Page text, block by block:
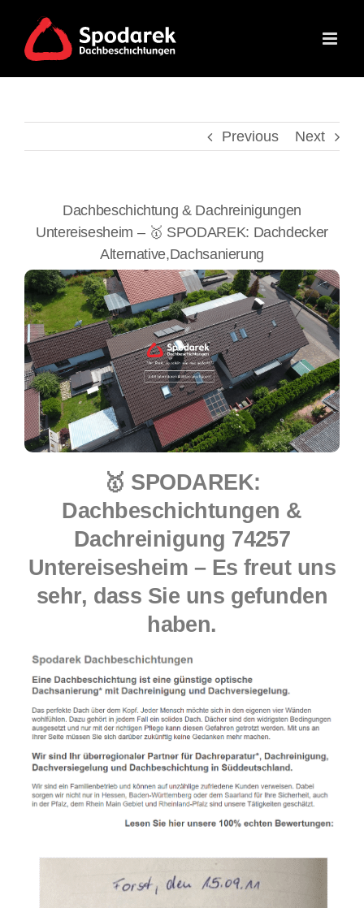
content
Previous Next
Dachbeschichtung & Dachreinigungen
Untereisesheim – 🥇 SPODAREK: Dachdecker
Alternative,Dachsanierung
🥇 SPODAREK:
Dachbeschichtungen &
Dachreinigung 74257
Untereisesheim – Es freut uns
sehr, dass Sie uns gefunden
haben.